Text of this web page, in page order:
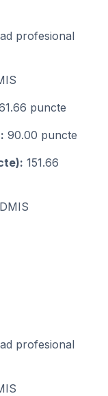
profesional
puncte
90.00 puncte
151.66
profesional